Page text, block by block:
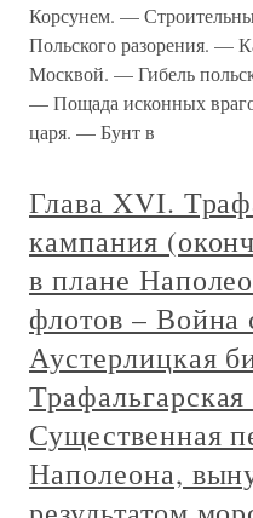
Корсунем. —
Польского разорения. —
Москвой. — Гибель
— Пощада исконных
царя. — Бунт в
Глава XVI.
кампания
в плане
флотов – Война
Аустерлицкая
Трафальгарская
Существенная
Наполеона,